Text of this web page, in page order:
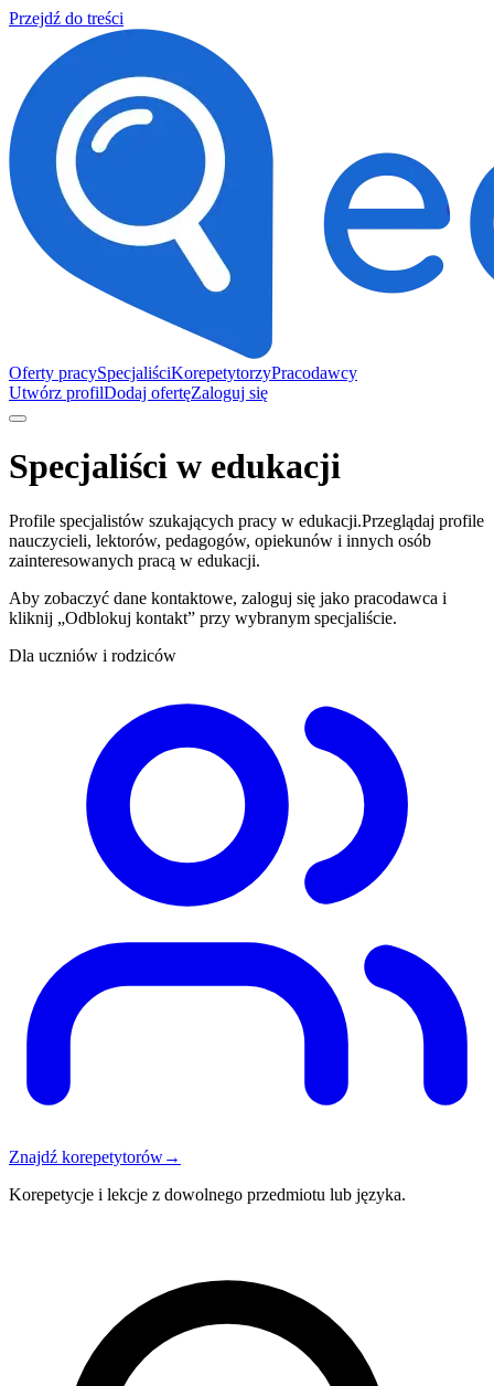
Przejdź do treści
Oferty pracySpecjaliściKorepetytorzyPracodawcy
Utwórz profilDodaj ofertęZaloguj się
Specjaliści w edukacji
Profile specjalistów szukających pracy w edukacji.Przeglądaj profile
nauczycieli, lektorów, pedagogów, opiekunów i innych osób
zainteresowanych pracą w edukacji.
Aby zobaczyć dane kontaktowe, zaloguj się jako pracodawca i
kliknij „Odblokuj kontakt” przy wybranym specjaliście.
Dla uczniów i rodziców
Znajdź korepetytorów→
Korepetycje i lekcje z dowolnego przedmiotu lub języka.